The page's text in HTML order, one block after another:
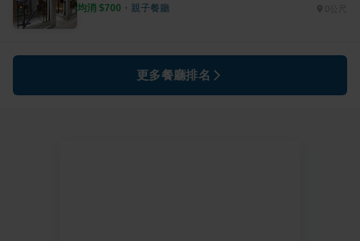
均消 $700 ・ 親子餐廳
更多餐廳排名